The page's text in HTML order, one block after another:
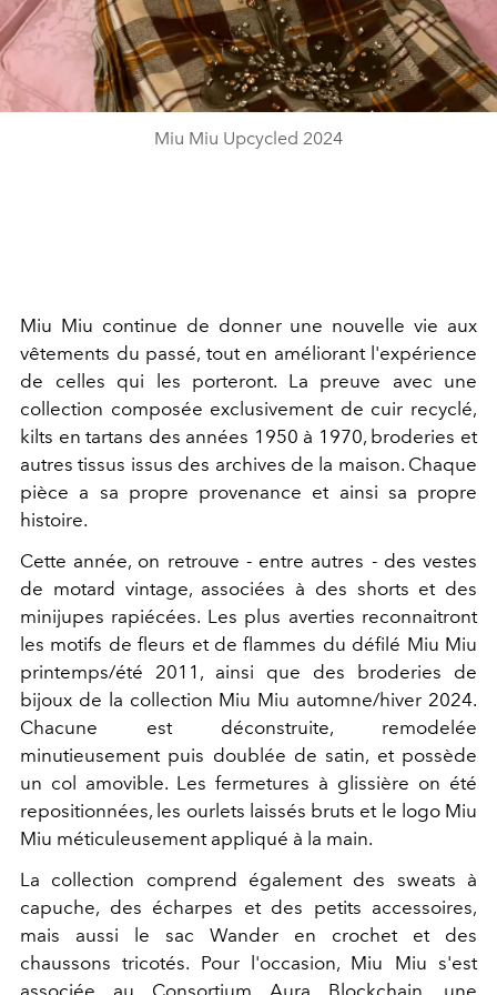
Miu Miu Upcycled 2024
Miu Miu continue de donner une nouvelle vie aux
vêtements du passé, tout en améliorant l'expérience
de celles qui les porteront. La preuve avec une
collection composée exclusivement de cuir recyclé,
kilts en tartans des années 1950 à 1970, broderies et
autres tissus issus des archives de la maison. Chaque
pièce a sa propre provenance et ainsi sa propre
histoire.
Cette année, on retrouve - entre autres - des vestes
de motard vintage, associées à des shorts et des
minijupes rapiécées. Les plus averties reconnaitront
les motifs de fleurs et de flammes du défilé Miu Miu
printemps/été 2011, ainsi que des broderies de
bijoux de la collection Miu Miu automne/hiver 2024.
Chacune est déconstruite, remodelée
minutieusement puis doublée de satin, et possède
un col amovible. Les fermetures à glissière on été
repositionnées, les ourlets laissés bruts et le logo Miu
Miu méticuleusement appliqué à la main.
La collection comprend également des sweats à
capuche, des écharpes et des petits accessoires,
mais aussi le sac Wander en crochet et des
chaussons tricotés. Pour l'occasion, Miu Miu s'est
associée au Consortium Aura Blockchain, une